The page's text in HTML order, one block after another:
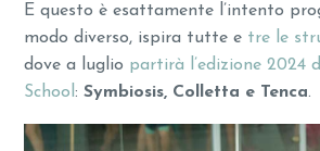
E questo è esattamente l’intento
modo diverso, ispira tutte e tre le
dove a luglio partirà l’edizione 2024
School:Symbiosis, Colletta e Tenca.